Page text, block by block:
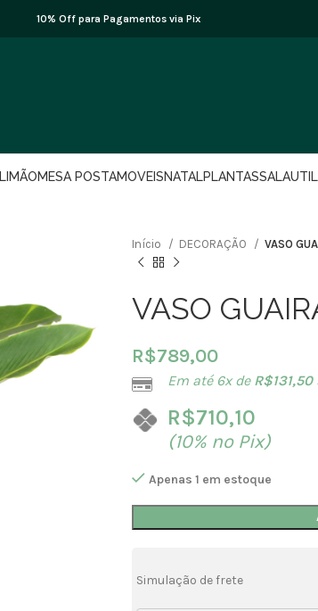
10% Off para Pagamentos via Pix
LIMÃOMESA POSTAMOVEISNATALPLANTASSALA
Início DECORAÇÃO VASO
VASO
R$789,00
Em até 6x de R$131,50
R$710,10
(10% no Pix)
Apenas 1 em estoque
Simulação de frete